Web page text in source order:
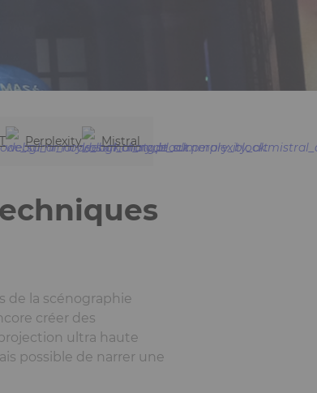
Perplexity Mistral
de la scénographie
créer des
ultra haute
possible de narrer une